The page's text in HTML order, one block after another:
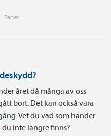
Parter
året då många av oss
bort. Det kan också vara
Vet du vad som händer
inte längre finns?